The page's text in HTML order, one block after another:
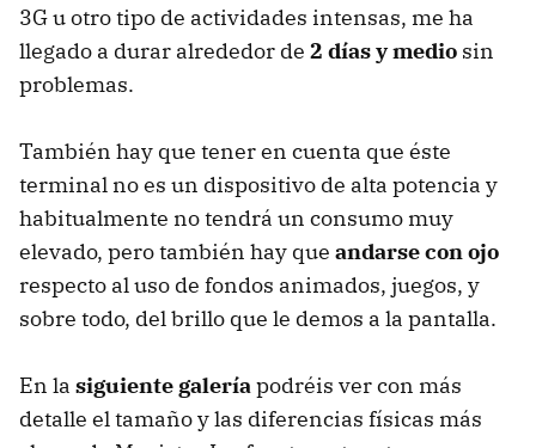
3G u otro tipo de actividades intensas, me ha
llegado a durar alrededor de 2 días y medio sin
problemas.
También hay que tener en cuenta que éste
terminal no es un dispositivo de alta potencia y
habitualmente no tendrá un consumo muy
elevado, pero también hay que andarse con ojo
respecto al uso de fondos animados, juegos, y
sobre todo, del brillo que le demos a la pantalla.
En la siguiente galería podréis ver con más
detalle el tamaño y las diferencias físicas más